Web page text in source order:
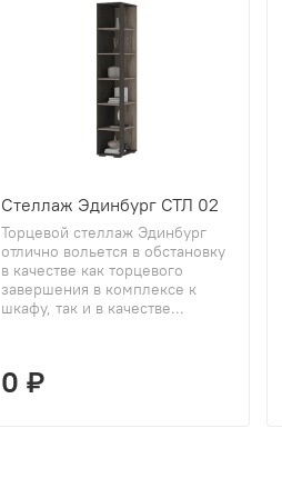
Стеллаж Эдинбург СТЛ 02
Торцевой стеллаж Эдинбург
отлично вольется в обстановку
в качестве как торцевого
завершения в комплексе к
шкафу, так и в качестве...
0 ₽